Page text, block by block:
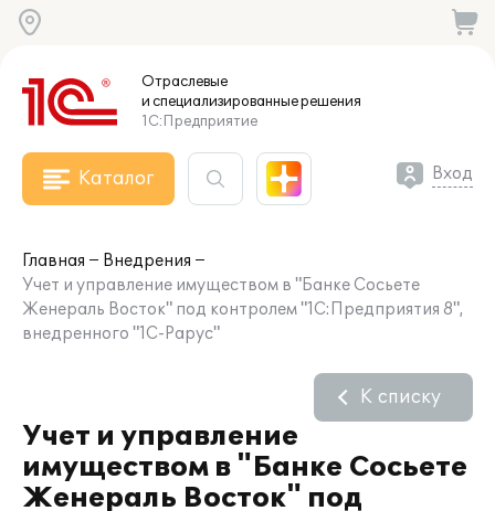
Отраслевые
и специализированныерешения
1С:Предприятие
Каталог Вход
Главная
Внедрения
Учет и управление имуществом в "Банке Сосьете
Женераль Восток" под контролем "1С:Предприятия 8",
внедренного "1С-Рарус"
Учет и управление
имуществом в "Банке Сосьете
Женераль Восток" под
К списку